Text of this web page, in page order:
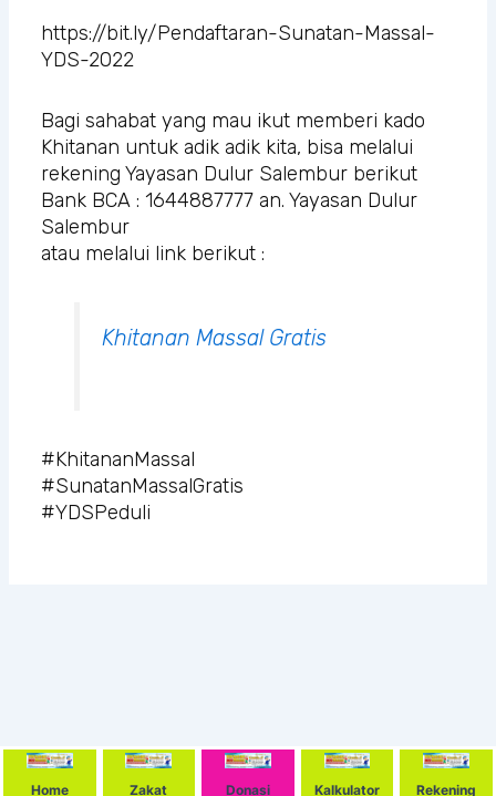
https://bit.ly/Pendaftaran-Sunatan-Massal-
YDS-2022
Bagi sahabat yang mau ikut memberi kado
Khitanan untuk adik adik kita, bisa melalui
rekening Yayasan Dulur Salembur berikut
Bank BCA : 1644887777 an. Yayasan Dulur
Salembur
atau melalui link berikut :
Khitanan Massal Gratis
#KhitananMassal
#SunatanMassalGratis
#YDSPeduli
Home Zakat Donasi Kalkulator Rekening